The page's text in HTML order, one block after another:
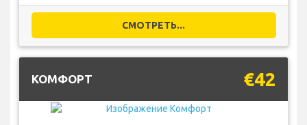
СМОТРЕТЬ...
КОМФОРТ €42